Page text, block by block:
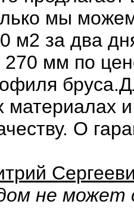
мы
м2 за два
270 мм по
материалах
О
не